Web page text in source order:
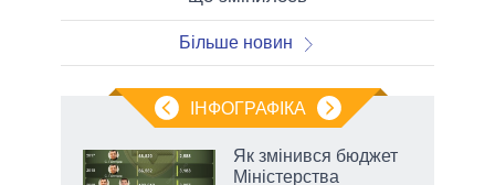
Більше новин
ІНФОГРАФІКА
Як змінився бюджет
Міністерства